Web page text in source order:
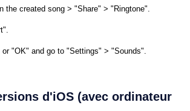
the created song > "Share" > "Ringtone".
"OK" and go to "Settings" > "Sounds".
d'iOS (avec ordinateur